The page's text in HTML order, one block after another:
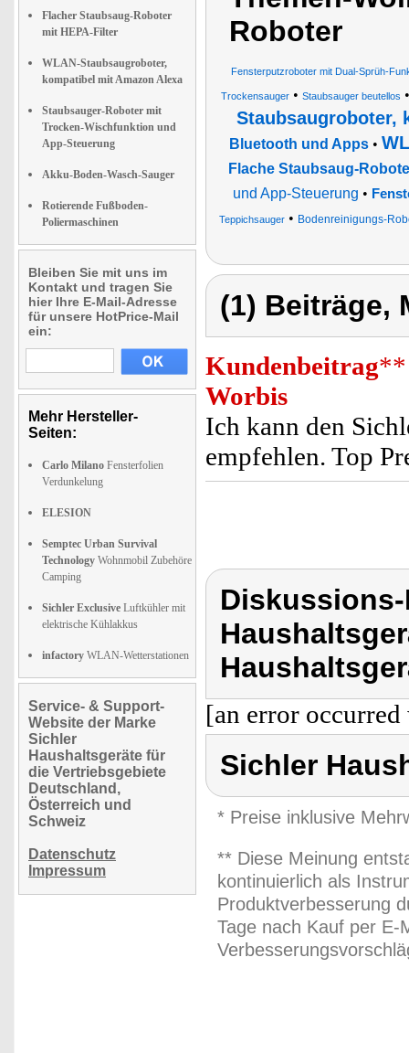
Flacher Staubsaug-Roboter
mit HEPA-Filter
WLAN-Staubsaugroboter,
kompatibel mit Amazon Alexa
Staubsauger-Roboter mit
Trocken-Wischfunktion und
App-Steuerung
Akku-Boden-Wasch-Sauger
Rotierende Fußboden-
Poliermaschinen
Bleiben Sie mit uns im
Kontakt und tragen Sie
hier Ihre E-Mail-Adresse
für unsere HotPrice-Mail
ein:
Mehr Hersteller-
Seiten:
Carlo Milano Fensterfolien
Verdunkelung
ELESION
Semptec Urban Survival
Technology Wohnmobil Zubehöre
Camping
Sichler Exclusive Luftkühler mit
elektrische Kühlakkus
infactory WLAN-Wetterstationen
Service- & Support-
Website der Marke
Sichler
Haushaltsgeräte für
die Vertriebsgebiete
Deutschland,
Österreich und
Schweiz
Datenschutz
Impressum
Roboter
Fensterputzroboter mit Dual-Sprüh-
Trockensauger • Staubsauger beutellos
Staubsaugroboter,
Bluetooth und Apps •
Flache Staubsaug-
und App-Steuerung •
Teppichsauger • Bodenreinigungs-
(1) Beiträge,
Kundenbeitrag**
Worbis
Ich kann den
empfehlen. Top
[an error
Sichler
* Preise inklusive
** Diese Meinung
kontinuierlich als
Produktverbesserung
Tage nach Kauf per E-